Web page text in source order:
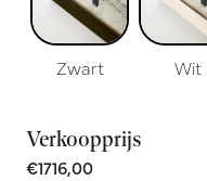
Zwart Wit
Verkoopprijs
€1716,00